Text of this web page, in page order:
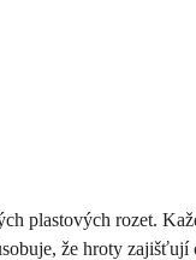
plastových rozet.
že hroty